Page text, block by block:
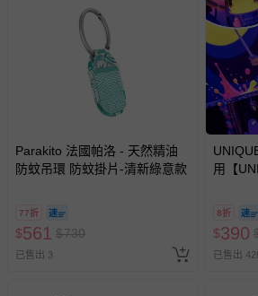
已拆封之以下類型商品：
-個人衛生用品（例如尿布、貼身
墊、寢具類等）。
-新生兒親膚衣物（嬰幼兒包巾
褲、紗布衣等）。
-接觸性孕哺產品（奶嘴、奶瓶
-其他原廠盒裝商品封口處已貼上
示字句等說明貼紙、封條者。
國際航空、客運、訂房等服務。
相關的退換貨辦理流程，可詳見：退
Parakito 法國帕洛 - 天然精油
防蚊吊環 防蚊掛片-清新綠意款
77折
$561 $730
已售出 3
用【
人小孩
8折
$390
已售出